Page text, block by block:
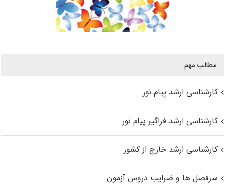
مطالب مهم
کارشناسی ارشد پیام نور
کارشناسی ارشد فراگیر پیام نور
کارشناسی ارشد خارج از کشور
سرفصل ها و ضرایب دروس آزمون